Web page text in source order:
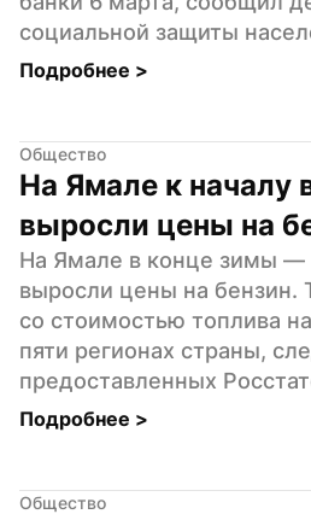
социальной защиты
Подробнее >
Общество
На Ямале к началу
выросли цены на
На Ямале в конце зимы —
выросли цены на бензин.
со стоимостью топлива
пяти регионах страны,
предоставленных
Подробнее >
Общество